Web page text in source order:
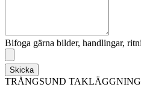
Bifoga gärna bilder, handlingar,
Skicka
TRÅNGSUND